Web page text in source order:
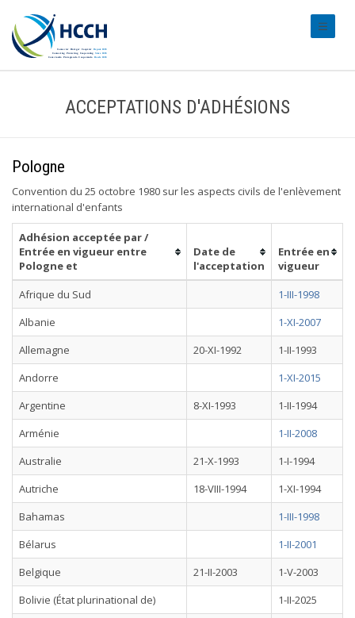
ACCEPTATIONS D'ADHÉSIONS
Pologne
Convention du 25 octobre 1980 sur les aspects civils de l'enlèvement
international d'enfants
Adhésion acceptée par /
Entrée en vigueur entre
Pologne et
Date de
l'acceptation
Entrée en
vigueur
Afrique du Sud
1-III-1998
Albanie
1-XI-2007
Allemagne
20-XI-1992
1-II-1993
Andorre
1-XI-2015
Argentine
8-XI-1993
1-II-1994
Arménie
1-II-2008
Australie
21-X-1993
1-I-1994
Autriche
18-VIII-1994
1-XI-1994
Bahamas
1-III-1998
Bélarus
1-II-2001
Belgique
21-II-2003
1-V-2003
Bolivie (État plurinational de)
1-II-2025